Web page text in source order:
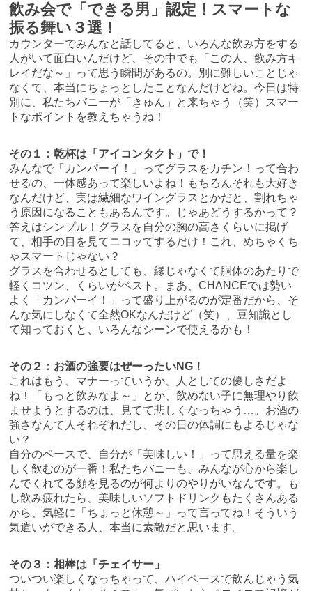
飲み会で「できる男」認定！スマートな
振る舞い３選！
カウンターでみんなと話してると、いろんな飲み方をする
人がいて面白いんだけど、その中でも「この人、飲み方キ
レイだな～」って思う瞬間があるの。別に難しいことじゃ
なくて、本当にちょっとしたことなんだけどね。今日は特
別に、私たちバニーが「きゅん」と来ちゃう（笑）スマー
トなポイントを教えちゃうね！
その１：乾杯は「アイコンタクト」で！
みんなで「カンパーイ！」ってグラスをカチン！って合わ
せるの、一体感あって楽しいよね！もちろんそれも大好き
なんだけど、実は繊細なワイングラスとかだと、割れちゃ
う原因になることもあるんです。じゃあどうするかって？
答えはシンプル！グラスを自分の胸の高さくらいに掲げ
て、相手の目を見てニコッてするだけ！これ、めちゃくち
ゃスマートじゃない？
グラスを合わせるとしても、縁じゃなくて胴体のあたりで
軽くコツン、くらいがベスト。まあ、CHANCEでは勢い
よく「カンパーイ！」って盛り上がるのが定番だから、そ
んな気にしなくて全然OKなんだけど（笑）、豆知識とし
て知っておくと、いろんなシーンで使えるかも！
その２：お酒の強要はぜーったいNG！
これはもう、マナーっていうか、人としての優しさだよ
ね！「もっと飲みなよ～」とか、飲めない子に無理やり飲
ませようとするのは、見てて悲しくなっちゃう…。お酒の
強さなんて人それぞれだし、その日の体調にもよるじゃな
い？
自分のペースで、自分が「美味しい！」って思える量を楽
しく飲むのが一番！私たちバニーも、みんなが心から楽し
んでくれてる顔を見るのが何よりのやりがいなんです。も
し飲み疲れたら、美味しいソフトドリンクもたくさんある
から、気軽に「ちょっと休憩～」って言ってね！そういう
気遣いができる人、本当に素敵だと思います。
その３：相棒は「チェイサー」
ついつい楽しくなっちゃって、ハイペースで飲んじゃう気